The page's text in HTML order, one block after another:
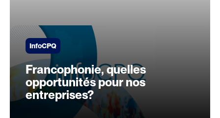
InfoCPQ
Francophonie, quelles
opportunités pour nos
entreprises?